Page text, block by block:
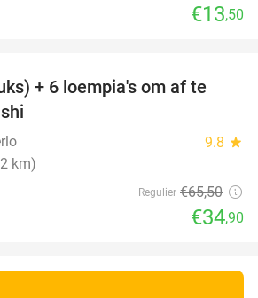
€13,50
47%
+ 6 loempia's om af te
9.8 star
km)
Regulier €65,50
€34,90